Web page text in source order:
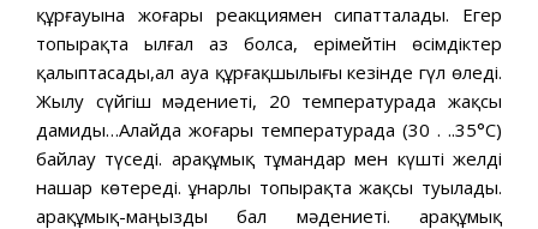
құрғауына жоғары реакциямен сипатталады. Егер
топырақта ылғал аз болса, ерімейтін өсімдіктер
қалыптасады,ал ауа құрғақшылығы кезінде гүл өледі.
Жылу сүйгіш мәдениеті, 20 температурада жақсы
дамиды…Алайда жоғары температурада (30 . ..35°С)
байлау түседі. Қарақұмық тұмандар мен күшті желді
нашар көтереді. Құнарлы топырақта жақсы туылады.
Қарақұмық-маңызды бал мәдениеті. Қарақұмық